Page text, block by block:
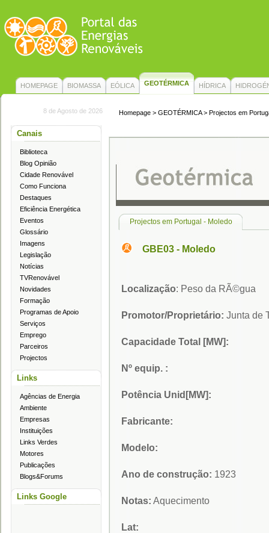
HOMEPAGE BIOMASSA EÓLICA GEOTÉRMICA HÍDRICA
8 de Agosto de 2026
Canais
Biblioteca
Blog Opinião
Cidade Renovável
Como Funciona
Destaques
Eficiência Energética
Eventos
Glossário
Imagens
Legislação
Notícias
TVRenovável
Novidades
Formação
Programas de Apoio
Serviços
Emprego
Parceiros
Projectos
Links
Agências de Energia
Ambiente
Empresas
Instituições
Links Verdes
Motores
Publicações
Blogs&Forums
Links Google
Homepage > GEOTÉRMICA> Projectos em
Projectos em Portugal - Moledo
GBE03 - Moledo
Localização: Peso da RÃ©gua
Promotor/Proprietário: Junta de
Capacidade Total [MW]:
Nº equip. :
Potência Unid[MW]:
Fabricante:
Modelo:
Ano de construção: 1923
Notas: Aquecimento
Lat: